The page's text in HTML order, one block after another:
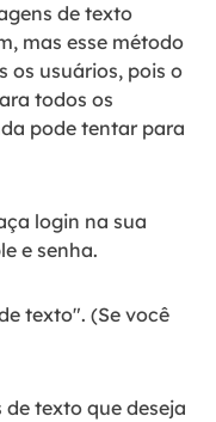
de texto
mas esse método
os usuários, pois o
todos os
pode tentar para
login na sua
e senha.
texto". (Se você
de texto que deseja